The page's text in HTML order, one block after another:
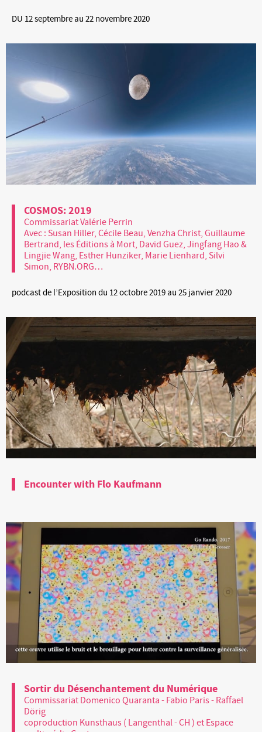
DU 12 septembre au 22 novembre 2020
COSMOS: 2019
Commissariat Valérie Perrin
Avec : Susan Hiller, Cécile Beau, Venzha Christ, Guillaume
Bertrand, les Éditions à Mort, David Guez, Jingfang Hao &
Lingjie Wang, Esther Hunziker, Marie Lienhard, Silvi
Simon, RYBN.ORG…
podcast de l’Exposition du 12 octobre 2019 au 25 janvier 2020
Encounter with Flo Kaufmann
Sortir du Désenchantement du Numérique
Commissariat Domenico Quaranta - Fabio Paris - Raffael
Dörig
coproduction Kunsthaus ( Langenthal - CH ) et Espace